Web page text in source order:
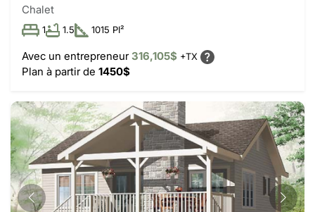
Chalet
1 1.5 1015 PI²
Avec un entrepreneur316,105$ +TX
Plan à partir de 1450$